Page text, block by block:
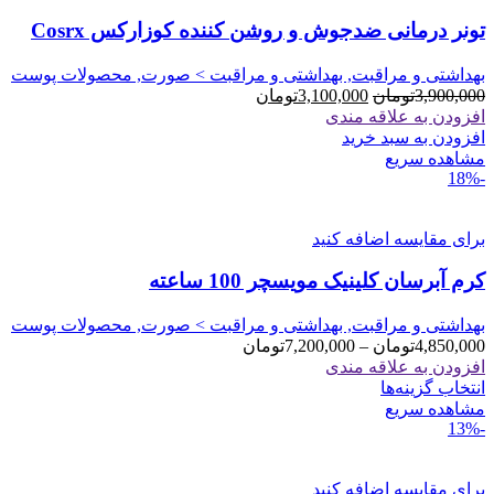
تونر درمانی ضدجوش و روشن کننده کوزارکس Cosrx
بهداشتی و مراقبت, بهداشتی و مراقبت > صورت, محصولات پوست
3,900,000تومان قیمت
اصلی
3,100,000تومان
افزودن به علاقه مندی
افزودن به سبد خرید
مشاهده سریع
-18%
برای مقایسه اضافه کنید
کرم آبرسان کلینیک مویسچر 100 ساعته
بهداشتی و مراقبت, بهداشتی و مراقبت > صورت, محصولات پوست
4,850,000تومان –
7,200,000تومان
افزودن به علاقه مندی
انتخاب گزینه‌ها
مشاهده سریع
-13%
برای مقایسه اضافه کنید